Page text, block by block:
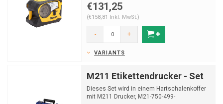
€131,25
(€158,81 Inkl. MwSt.)
- +
VARIANTS
M211 Etikettendrucker - Set
Dieses Set wird in einem Hartschalenkoffer
mit M211 Drucker, M21-750-499-